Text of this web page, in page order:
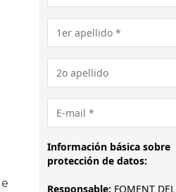
Información básica sobre
protección de datos:
Responsable: FOMENT DEL